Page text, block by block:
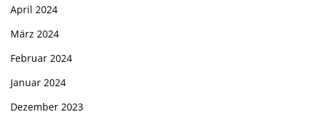
April 2024
März 2024
Februar 2024
Januar 2024
Dezember 2023